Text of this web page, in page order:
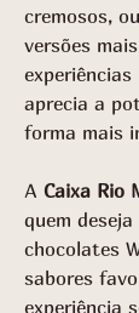
cremosos,
versões
aprecia a
forma mais
A Caixa Rio
quem
chocolates
sabores
experiência